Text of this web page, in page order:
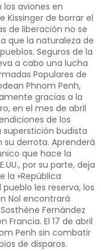
aviones en
Kissinger de borrar el
de liberación no se
que la naturaleza de
Seguros de la
a cabo una lucha
Populares de
Phnom Penh,
gracias a la
en el mes de abril
de los
budista
derrota. Aprenderá
que hace la
por su parte, deja
la «República
les reserva, los
Nol encontrará
Fernández
Francia. El 17 de abril
Penh sin combatir
de disparos.